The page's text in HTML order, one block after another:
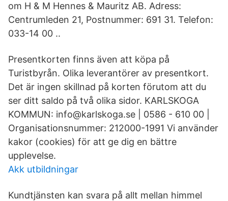
om H & M Hennes & Mauritz AB. Adress:
Centrumleden 21, Postnummer: 691 31. Telefon:
033-14 00 ..
Presentkorten finns även att köpa på
Turistbyrån. Olika leverantörer av presentkort.
Det är ingen skillnad på korten förutom att du
ser ditt saldo på två olika sidor. KARLSKOGA
KOMMUN: info@karlskoga.se | 0586 - 610 00 |
Organisationsnummer: 212000-1991 Vi använder
kakor (cookies) för att ge dig en bättre
upplevelse.
Akk utbildningar
Kundtjänsten kan svara på allt mellan himmel